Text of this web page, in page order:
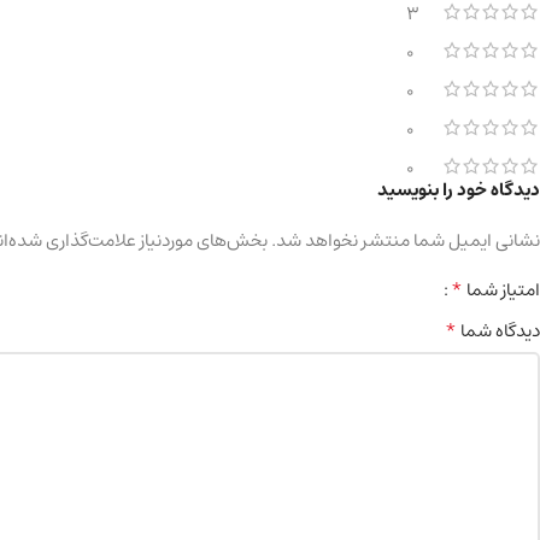
3
0
0
0
0
دیدگاه خود را بنویسید
نشانی ایمیل شما منتشر نخواهد شد.بخش‌های موردنیاز علامت‌گذاری
امتیاز شما*
دیدگاه شما*